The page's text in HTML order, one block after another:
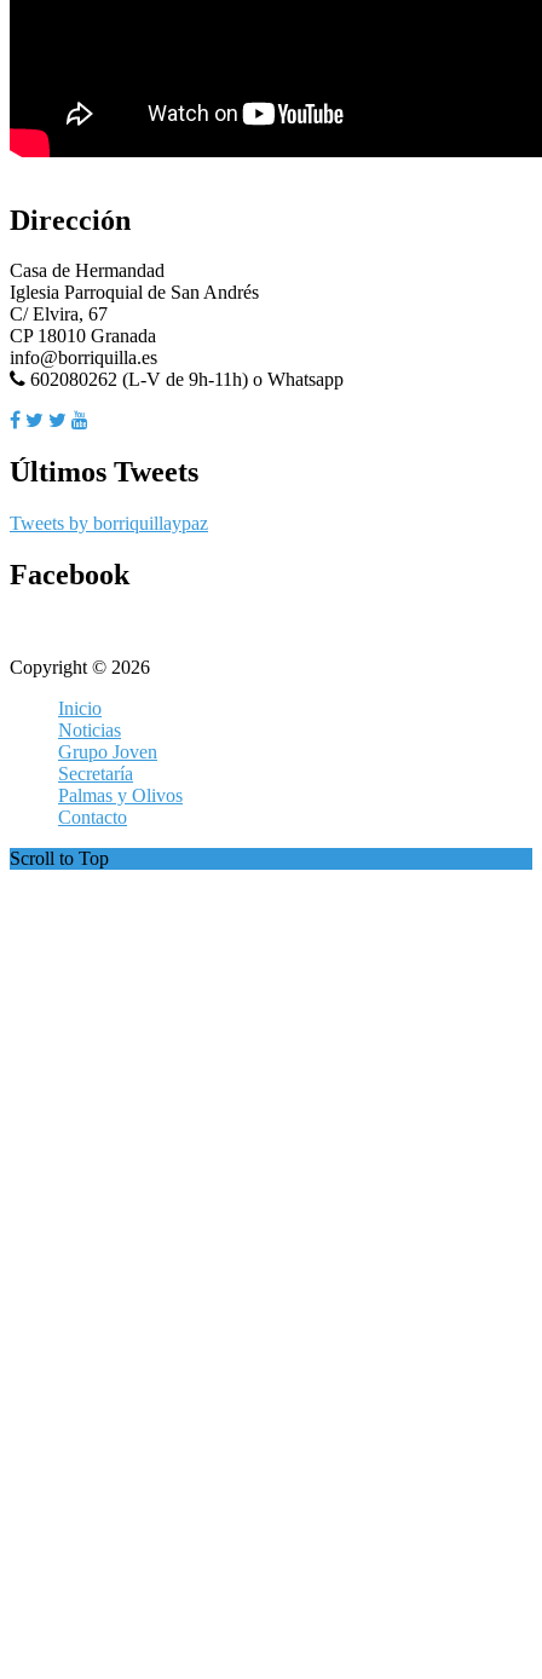
Dirección
Casa de Hermandad
Iglesia Parroquial de San Andrés
C/ Elvira, 67
CP 18010 Granada
info@borriquilla.es
602080262 (L-V de 9h-11h) o Whatsapp
Últimos Tweets
Tweets by borriquillaypaz
Facebook
Copyright © 2026
Inicio
Noticias
Grupo Joven
Secretaría
Palmas y Olivos
Contacto
Scroll to Top